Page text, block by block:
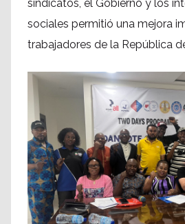
sindicatos, el Gobierno y los
sociales permitió una mejora
trabajadores de la República